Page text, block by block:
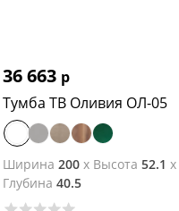
36 663 р
Тумба ТВ Оливия ОЛ-05
Ширина 200 x Высота 52.1 x
Глубина 40.5